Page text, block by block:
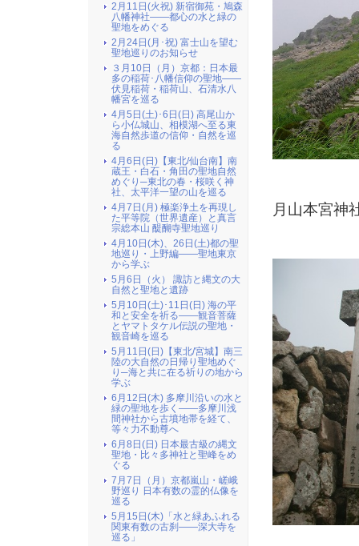
月山本宮神
2月11日(火祝) 新宿御苑・鳩森
八幡神社――都心の水と緑の
聖地をめぐる
2月24日(月･祝) 富士山を望む
聖地巡りのお知らせ
３月10日（月）京都：日本最
多の稲荷･八幡信仰の聖地――
伏見稲荷・稲荷山、石清水八
幡宮を巡る
4月5日(土)･6日(日) 高尾山か
ら小仏城山、相模湖へ至る東
海自然歩道の信仰・自然を巡
る
4月6日(日)【東北/仙台南】南
蔵王・白石・角田の聖地自然
めぐり─東北の春・桜咲く神
社、太平洋一望の山を巡る
4月7日(月) 極楽浄土を再現し
た平等院（世界遺産）と真言
宗総本山 醍醐寺聖地巡り
4月10日(木)、26日(土)都の聖
地巡り・上野編――聖地東京
から学ぶ
5月6日（火） 諏訪と縄文の大
自然と聖地と遺跡
5月10日(土)･11日(日) 海の平
和と安全を祈る――観音菩薩
とヤマトタケル伝説の聖地・
観音崎を巡る
5月11日(日)【東北/宮城】南三
陸の大自然の日帰り聖地めぐ
り─海と共に在る祈りの地から
学ぶ
6月12日(木) 多摩川沿いの水と
緑の聖地を歩く――多摩川浅
間神社から古墳地帯を経て、
等々力不動尊へ
6月8日(日) 日本最古級の縄文
聖地・比々多神社と聖峰をめ
ぐる
7月7日（月）京都嵐山・嵯峨
野巡り 日本有数の霊的仏像を
巡る
5月15日(木)「水と緑あふれる
関東有数の古刹――深大寺を
巡る」